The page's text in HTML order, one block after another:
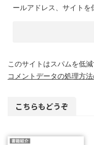
ールアドレス、サイトを
このサイトはスパムを低
コメントデータの処理方
こちらもどうぞ